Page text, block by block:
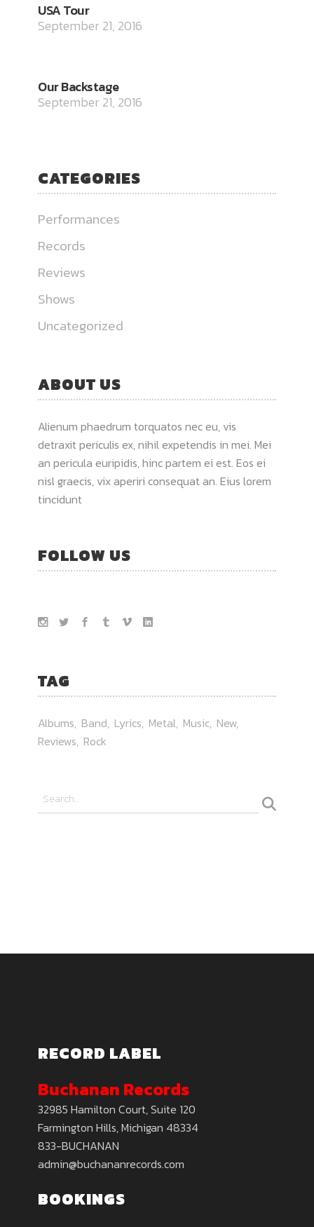
USA Tour
September 21, 2016
Our Backstage
September 21, 2016
CATEGORIES
Performances
Records
Reviews
Shows
Uncategorized
ABOUT US
Alienum phaedrum torquatos nec eu, vis
detraxit periculis ex, nihil expetendis in mei. Mei
an pericula euripidis, hinc partem ei est. Eos ei
nisl graecis, vix aperiri consequat an. Eius lorem
tincidunt
FOLLOW US
TAG
Albums Band Lyrics Metal Music New
Reviews Rock
RECORD LABEL
Buchanan Records
32985 Hamilton Court, Suite 120
Farmington Hills, Michigan 48334
833-BUCHANAN
admin@buchananrecords.com
BOOKINGS